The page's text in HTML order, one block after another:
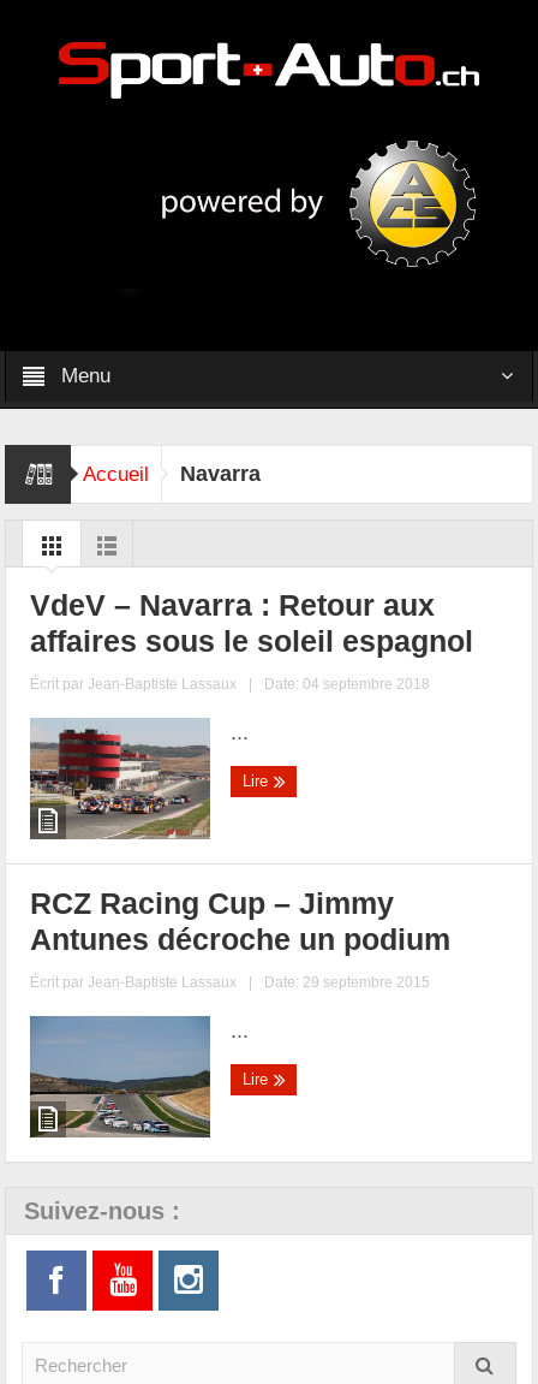
Menu
Accueil Navarra
VdeV – Navarra : Retour aux
affaires sous le soleil espagnol
Écrit parJean-Baptiste Lassaux | Date: 04 septembre 2018
...
Lire
RCZ Racing Cup – Jimmy
Antunes décroche un podium
Écrit parJean-Baptiste Lassaux | Date: 29 septembre 2015
...
Lire
Suivez-nous :